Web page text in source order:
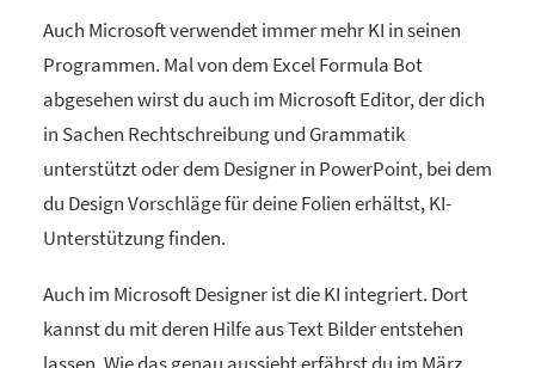
Auch Microsoft verwendet immer mehr KI in seinen
Programmen. Mal von dem Excel Formula Bot
abgesehen wirst du auch im Microsoft Editor, der dich
in Sachen Rechtschreibung und Grammatik
unterstützt oder dem Designer in PowerPoint, bei dem
du Design Vorschläge für deine Folien erhältst, KI-
Unterstützung finden.
Auch im Microsoft Designer ist die KI integriert. Dort
kannst du mit deren Hilfe aus Text Bilder entstehen